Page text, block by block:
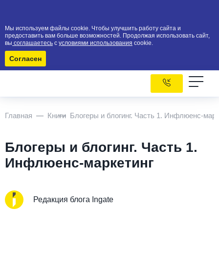
Мы используем файлы cookie. Чтобы улучшить работу сайта и
предоставить вам больше возможностей. Продолжая использовать сайт,
вы соглашаетесь с условиями использования cookie.
Согласен
Главная Книги Блогеры и блогинг. Часть 1. Инфлюенс-
Блогеры и блогинг. Часть 1.
Инфлюенс-маркетинг
Редакция блога Ingate